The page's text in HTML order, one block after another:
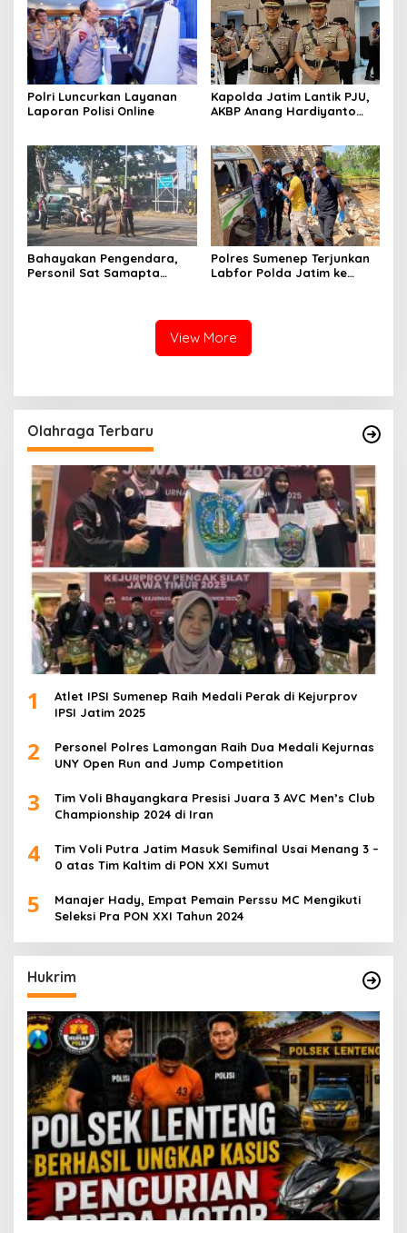
Polri Luncurkan Layanan
Laporan Polisi Online
Kapolda Jatim Lantik PJU,
AKBP Anang Hardiyanto
Bahayakan Pengendara,
Personil Sat Samapta
Polres Sumenep Terjunkan
Labfor Polda Jatim ke
View More
Olahraga Terbaru
1
Atlet IPSI Sumenep Raih Medali Perak di Kejurprov
IPSI Jatim 2025
2
Personel Polres Lamongan Raih Dua Medali Kejurnas
UNY Open Run and Jump Competition
3
Tim Voli Bhayangkara Presisi Juara 3 AVC Men’s Club
Championship 2024 di Iran
4
Tim Voli Putra Jatim Masuk Semifinal Usai Menang 3 –
0 atas Tim Kaltim di PON XXI Sumut
5
Manajer Hady, Empat Pemain Perssu MC Mengikuti
Seleksi Pra PON XXI Tahun 2024
Hukrim